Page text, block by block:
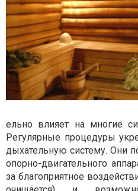
ельно влияет на многие
Регулярные процедуры
дыхательную систему. Они
опорно-двигательного
за благоприятное